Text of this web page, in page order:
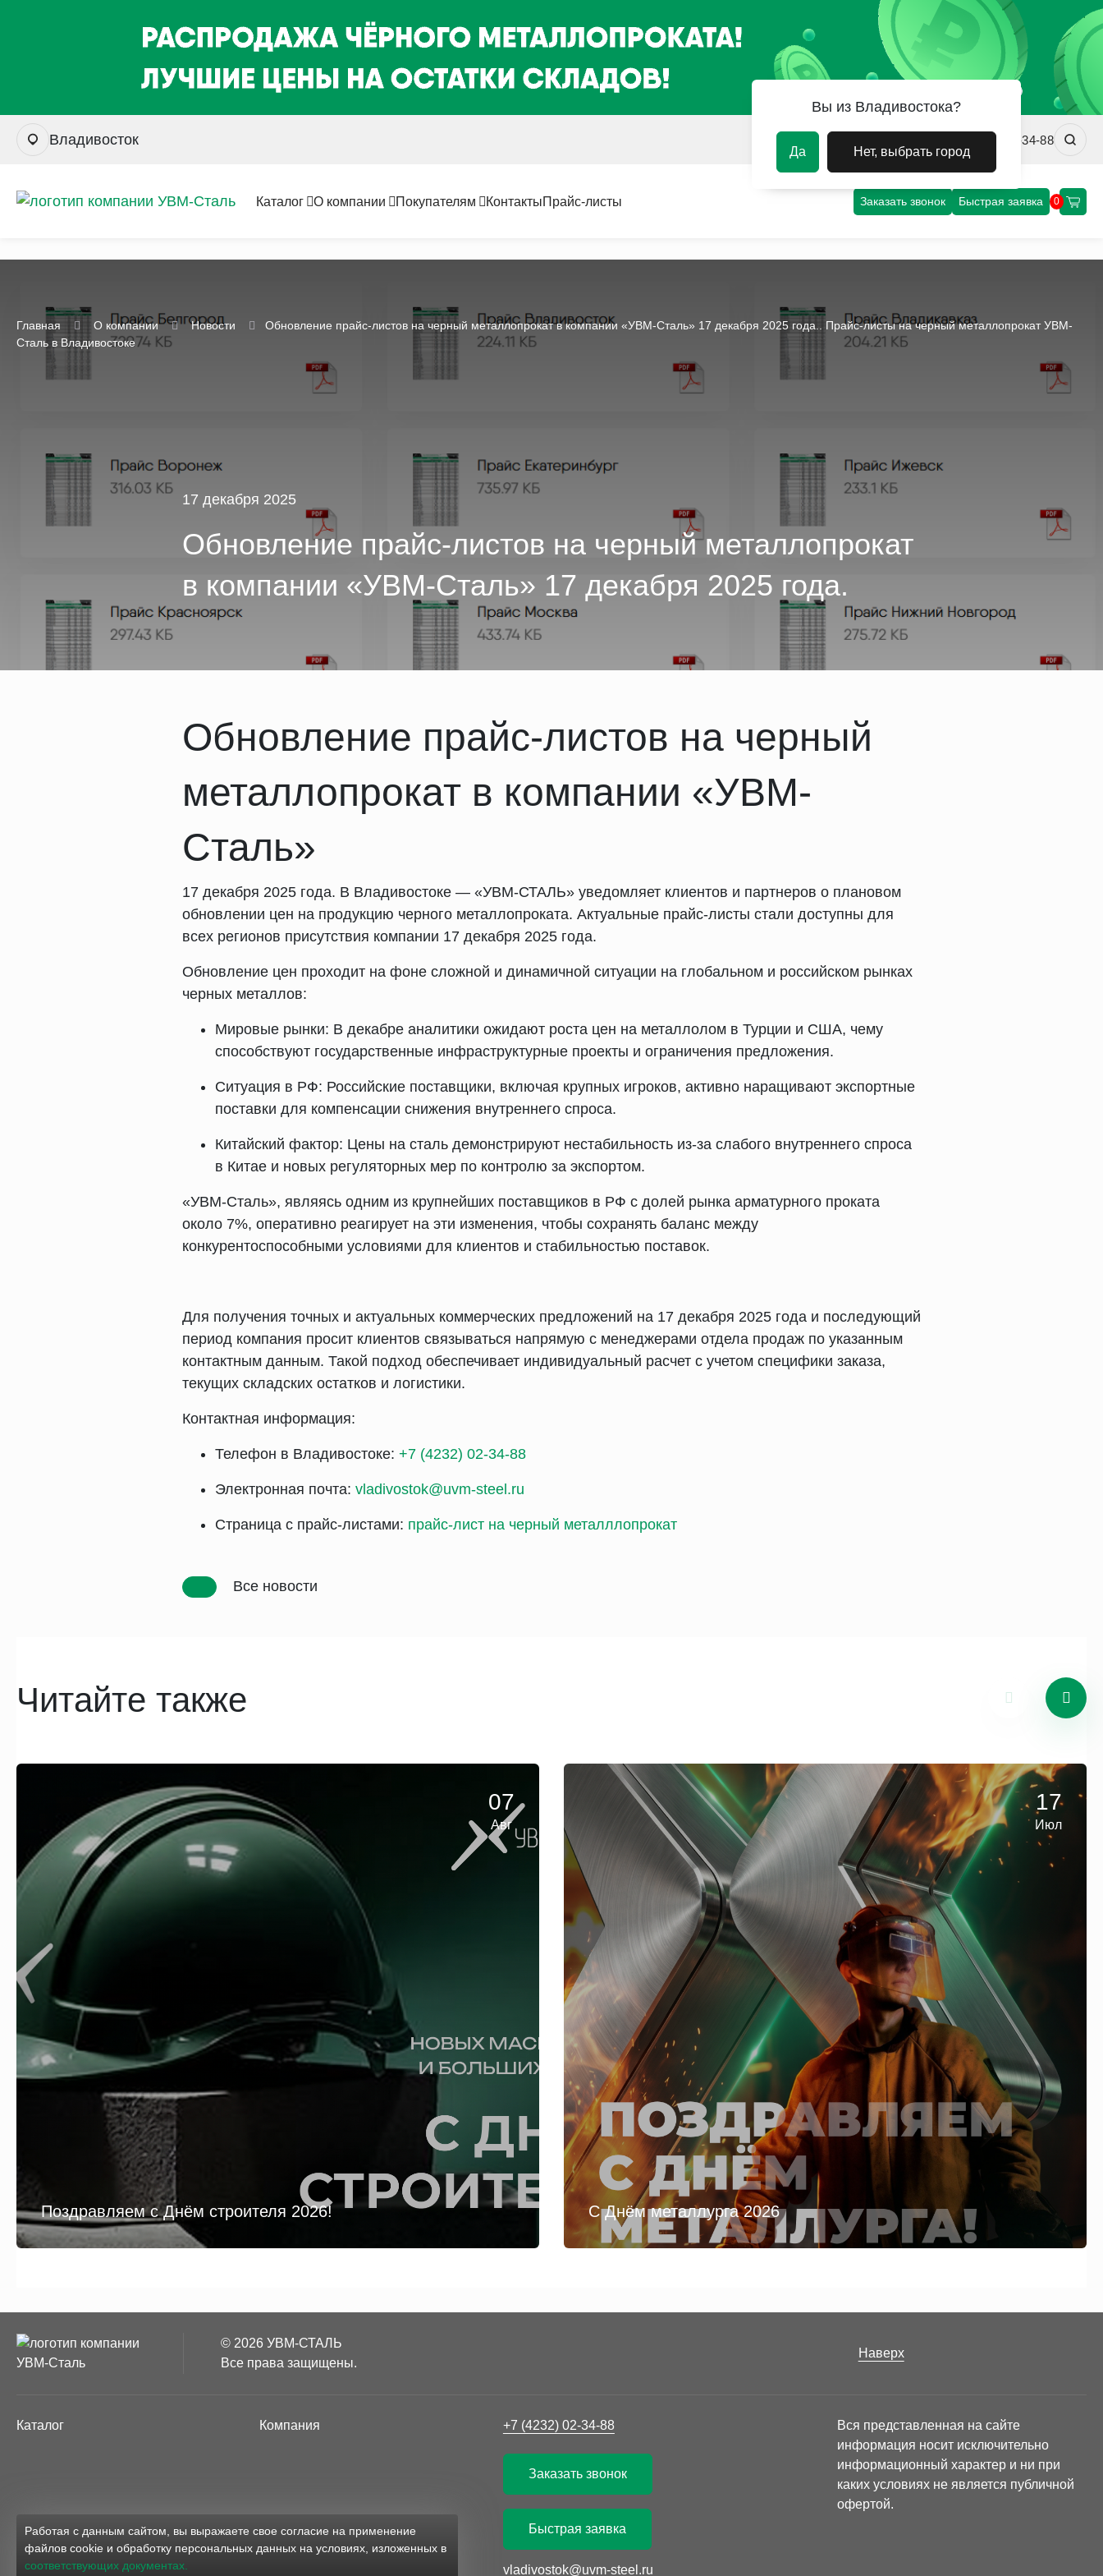
Владивосток vladivostok@uvm-steel.ru +7 (4232) 02-34-88
Каталог О компании Покупателям КонтактыПрайс-листы Заказать звонок Быстрая заявка 0
Главная О компании Новости
Обновление прайс-листов на черный металлопрокат в компании «УВМ-Сталь» 17 декабря 2025 года.. Прайс-листы на черный металлопрокат УВМ-
Сталь в Владивостоке
17 декабря 2025
Обновление прайс-листов на черный металлопрокат
в компании «УВМ-Сталь» 17 декабря 2025 года.
Обновление прайс-листов на черный
металлопрокат в компании «УВМ-
Сталь»
17 декабря 2025 года. В Владивостоке — «УВМ-СТАЛЬ» уведомляет клиентов и партнеров о плановом
обновлении цен на продукцию черного металлопроката. Актуальные прайс-листы стали доступны для
всех регионов присутствия компании 17 декабря 2025 года.
Обновление цен проходит на фоне сложной и динамичной ситуации на глобальном и российском рынках
черных металлов:
Мировые рынки: В декабре аналитики ожидают роста цен на металлолом в Турции и США, чему
способствуют государственные инфраструктурные проекты и ограничения предложения.
Ситуация в РФ: Российские поставщики, включая крупных игроков, активно наращивают экспортные
поставки для компенсации снижения внутреннего спроса.
Китайский фактор: Цены на сталь демонстрируют нестабильность из-за слабого внутреннего спроса
в Китае и новых регуляторных мер по контролю за экспортом.
«УВМ-Сталь», являясь одним из крупнейших поставщиков в РФ с долей рынка арматурного проката
около 7%, оперативно реагирует на эти изменения, чтобы сохранять баланс между
конкурентоспособными условиями для клиентов и стабильностью поставок.
Для получения точных и актуальных коммерческих предложений на 17 декабря 2025 года и последующий
период компания просит клиентов связываться напрямую с менеджерами отдела продаж по указанным
контактным данным. Такой подход обеспечивает индивидуальный расчет с учетом специфики заказа,
текущих складских остатков и логистики.
Контактная информация:
Телефон в Владивостоке: +7 (4232) 02-34-88
Электронная почта: vladivostok@uvm-steel.ru
Страница с прайс-листами: прайс-лист на черный металллопрокат
Все новости
Читайте также
07
Авг
Поздравляем с Днём строителя 2026!
17
Июл
С Днём металлурга 2026
© 2026 УВМ-СТАЛЬ
Все права защищены.
Наверх
Каталог Компания +7 (4232) 02-34-88
Заказать звонок
Быстрая заявка
vladivostok@uvm-steel.ru
Вся представленная на сайте
информация носит исключительно
информационный характер и ни при
каких условиях не является публичной
офертой.
Вы из Владивостока?
Да Нет, выбрать город
Работая с данным сайтом, вы выражаете свое согласие на применение
файлов cookie и обработку персональных данных на условиях, изложенных в
соответствующих документах.